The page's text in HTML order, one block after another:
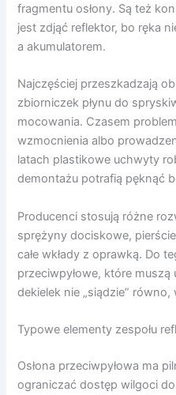
fragmentu osłony. Są też
jest zdjąć reflektor, bo ręka
a akumulatorem.
Najczęściej przeszkadzają
zbiorniczek płynu do
mocowania. Czasem
wzmocnienia albo
latach plastikowe uchwyty
demontażu potrafią pęknąć
Producenci stosują różne
sprężyny dociskowe,
całe wkłady z oprawką. Do
przeciwpyłowe, które
dekielek nie „siądzie”
Typowe elementy zespołu
Osłona przeciwpyłowa ma
ograniczać dostęp wilgoci